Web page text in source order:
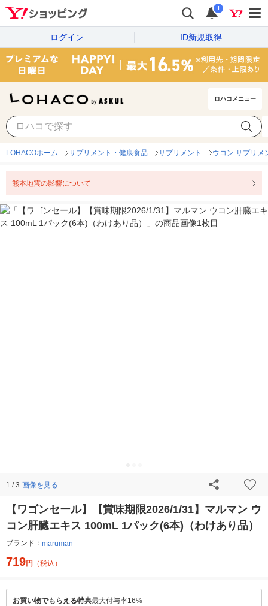
i
ログイン ID新規取得
ロハコメニュー
LOHACOホーム サプリメント・健康食品 サプリメント ウコン サプリメ
熊本地震の影響について
1 / 3 画像を見る
【ワゴンセール】【賞味期限2026/1/31】マルマン ウ
コン肝臓エキス 100mL 1パック(6本)（わけあり品）
ブランド： maruman
719円 （税込）
お買い物でもらえる特典最大付与率16%